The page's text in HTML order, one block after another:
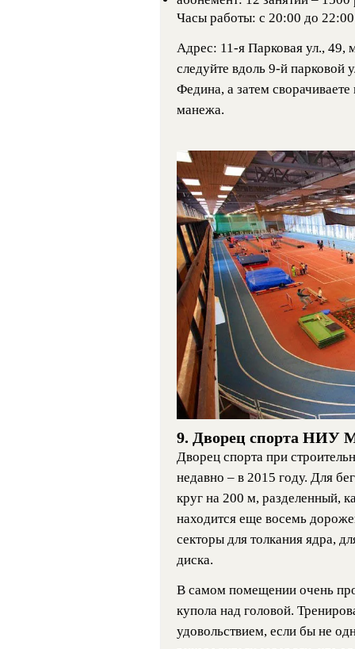
Часы работы: с 20:00 до
Адрес: 11-я Парковая ул., 49,
следуйте вдоль 9-й парковой
Федина, а затем
манежа.
9. Дворец спорта НИУ
Дворец спорта при
недавно – в 2015 году. Для
круг на 200 м, разделенный,
находится еще восемь
секторы для толкания ядра,
диска.
В самом помещении очень
купола над головой.
удовольствием, если бы не